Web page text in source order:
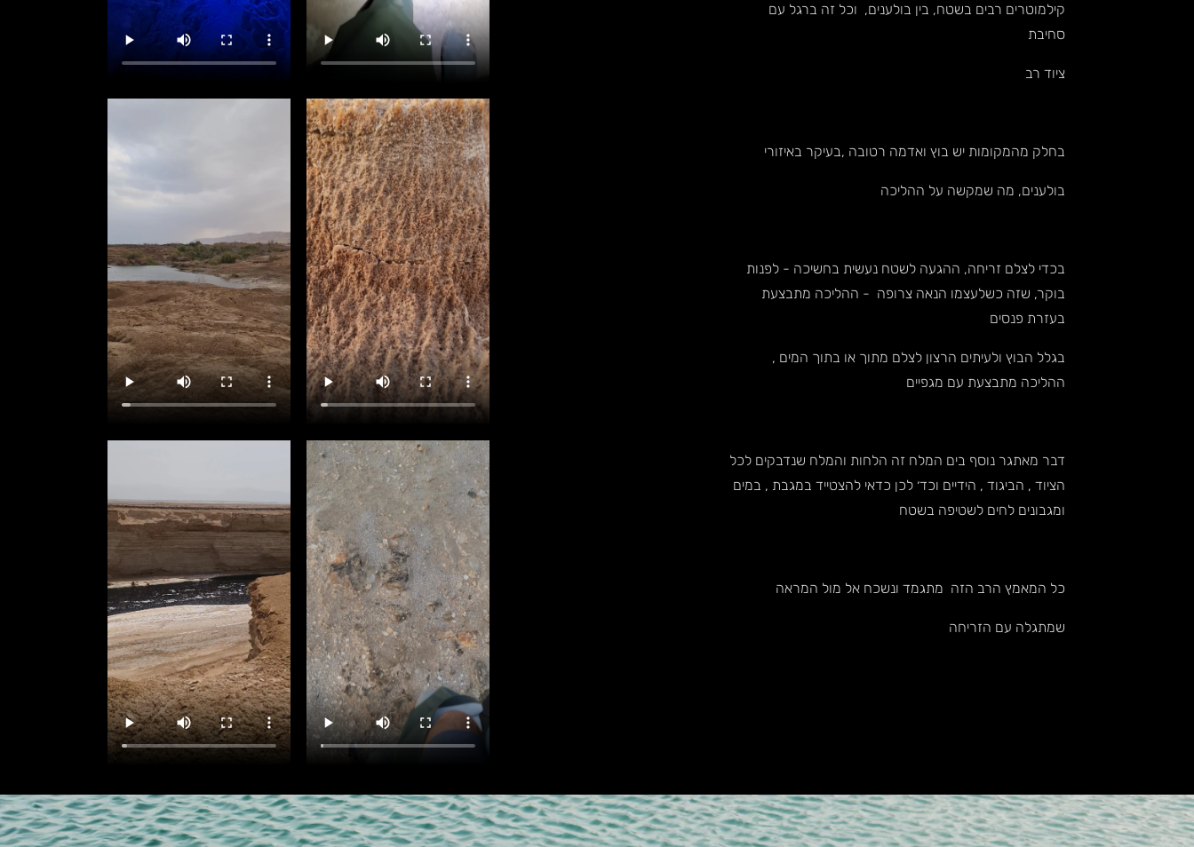
קילמוטרים רבים בשטח, בין בולענים, וכל זה ברגל עם
סחיבת
ציוד רב
בחלק מהמקומות יש בוץ ואדמה רטובה ,בעיקר באיזורי
בולענים, מה שמקשה על ההליכה
בכדי לצלם זריחה, ההגעה לשטח נעשית בחשיכה - לפנות
בוקר, שזה כשלעצמו הנאה צרופה - ההליכה מתבצעת
בעזרת פנסים
בגלל הבוץ ולעיתים הרצון לצלם מתוך או בתוך המים ,
ההליכה מתבצעת עם מגפיים
דבר מאתגר נוסף בים המלח זה הלחות והמלח שנדבקים לכל
הציוד , הביגוד , הידיים וכד׳ לכן כדאי להצטייד במגבת , במים
ומגבונים לחים לשטיפה בשטח
כל המאמץ הרב הזה מתגמד ונשכח אל מול המראה
שמתגלה עם הזריחה